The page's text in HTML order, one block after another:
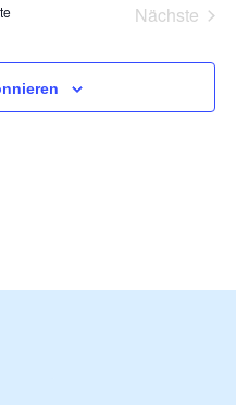
Nächste